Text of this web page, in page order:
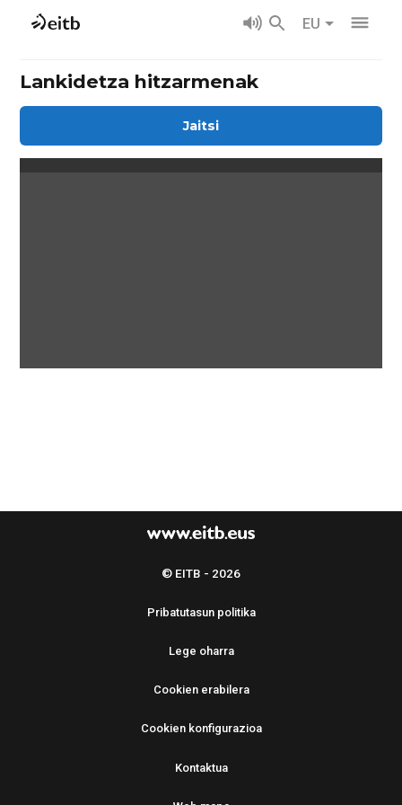
EU
Lankidetza hitzarmenak
Jaitsi
© EITB - 2026
Pribatutasun politika
Lege oharra
Cookien erabilera
Cookien konfigurazioa
Kontaktua